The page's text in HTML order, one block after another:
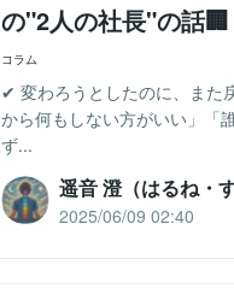
の"2人の社長"の話🏢
コラム
✔ 変わろうとしたのに、また
から何もしない方がいい」「
ず...
遥音 澄（はるね・
2025/06/09 02:40